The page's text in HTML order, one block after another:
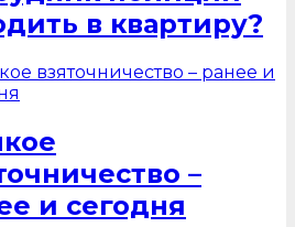
в квартиру?
–
и сегодня